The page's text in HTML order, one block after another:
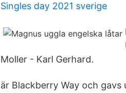
Singles day 2021 sverige
Moller - Karl Gerhard.
är Blackberry Way och